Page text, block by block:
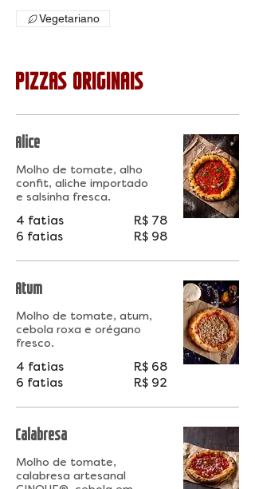
Vegetariano
PIZZAS ORIGINAIS
Alice
Molho de tomate, alho
confit, aliche importado
e salsinha fresca.
4 fatias
R$ 78
6 fatias
R$ 98
Atum
Molho de tomate, atum,
cebola roxa e orégano
4 fatias
R$ 68
6 fatias
R$ 92
Calabresa
Molho de tomate,
calabresa artesanal